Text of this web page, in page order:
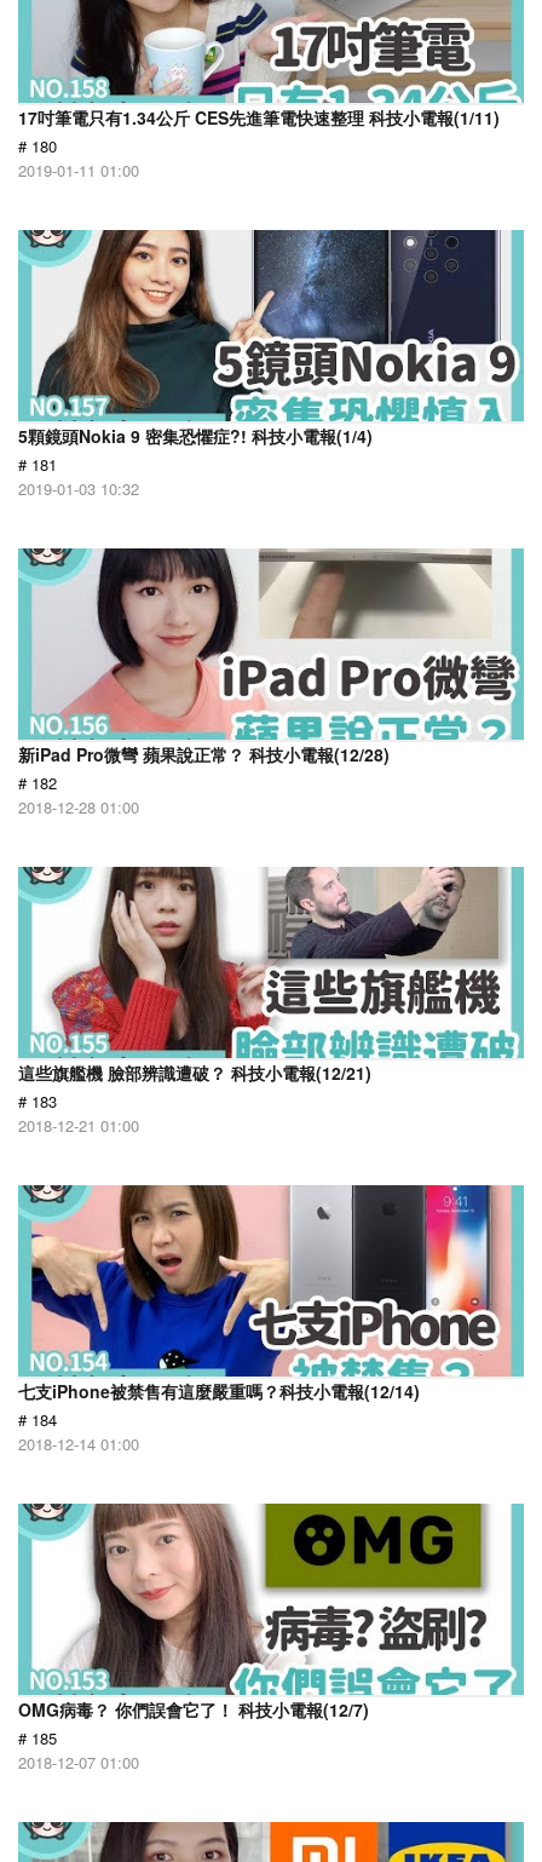
17吋筆電只有1.34公斤 CES先進筆電快速整理 科技小電報(1/11)
# 180
2019-01-11 01:00
5顆鏡頭Nokia 9 密集恐懼症?! 科技小電報(1/4)
# 181
2019-01-03 10:32
新iPad Pro微彎 蘋果說正常？ 科技小電報(12/28)
# 182
2018-12-28 01:00
這些旗艦機 臉部辨識遭破？ 科技小電報(12/21)
# 183
2018-12-21 01:00
七支iPhone被禁售有這麼嚴重嗎？科技小電報(12/14)
# 184
2018-12-14 01:00
OMG病毒？ 你們誤會它了！ 科技小電報(12/7)
# 185
2018-12-07 01:00